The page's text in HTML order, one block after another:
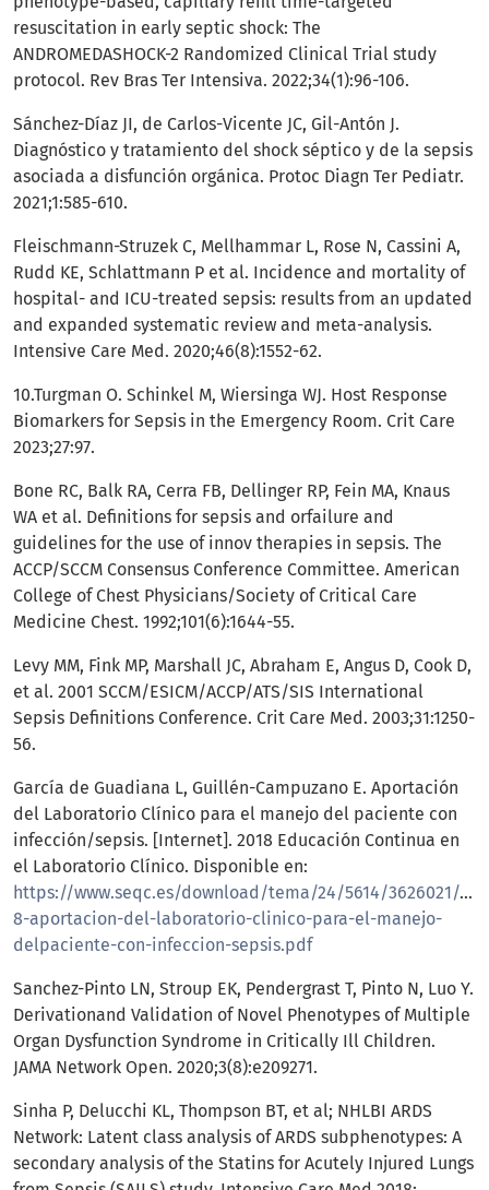
resuscitation in early septic shock: The
ANDROMEDASHOCK-2 Randomized Clinical Trial study
protocol. Rev Bras Ter Intensiva. 2022;34(1):96-106.
Sánchez-Díaz JI, de Carlos-Vicente JC, Gil-Antón J.
Diagnóstico y tratamiento del shock séptico y de la sepsis
asociada a disfunción orgánica. Protoc Diagn Ter Pediatr.
2021;1:585-610.
Fleischmann-Struzek C, Mellhammar L, Rose N, Cassini A,
Rudd KE, Schlattmann P et al. Incidence and mortality of
hospital- and ICU-treated sepsis: results from an updated
and expanded systematic review and meta-analysis.
Intensive Care Med. 2020;46(8):1552-62.
10.Turgman O. Schinkel M, Wiersinga WJ. Host Response
Biomarkers for Sepsis in the Emergency Room. Crit Care
2023;27:97.
Bone RC, Balk RA, Cerra FB, Dellinger RP, Fein MA, Knaus
WA et al. Definitions for sepsis and orfailure and
guidelines for the use of innov therapies in sepsis. The
ACCP/SCCM Consensus Conference Committee. American
College of Chest Physicians/Society of Critical Care
Medicine Chest. 1992;101(6):1644-55.
Levy MM, Fink MP, Marshall JC, Abraham E, Angus D, Cook D,
et al. 2001 SCCM/ESICM/ACCP/ATS/SIS International
Sepsis Definitions Conference. Crit Care Med. 2003;31:1250-
56.
García de Guadiana L, Guillén-Campuzano E. Aportación
del Laboratorio Clínico para el manejo del paciente con
infección/sepsis. [Internet]. 2018 Educación Continua en
el Laboratorio Clínico. Disponible en:
https://www.seqc.es/download/tema/24/5614/3626021/
8-aportacion-del-laboratorio-clinico-para-el-manejo-
delpaciente-con-infeccion-sepsis.pdf
Sanchez-Pinto LN, Stroup EK, Pendergrast T, Pinto N, Luo Y.
Derivationand Validation of Novel Phenotypes of Multiple
Organ Dysfunction Syndrome in Critically Ill Children.
JAMA Network Open. 2020;3(8):e209271.
Sinha P, Delucchi KL, Thompson BT, et al; NHLBI ARDS
Network: Latent class analysis of ARDS subphenotypes: A
secondary analysis of the Statins for Acutely Injured Lungs